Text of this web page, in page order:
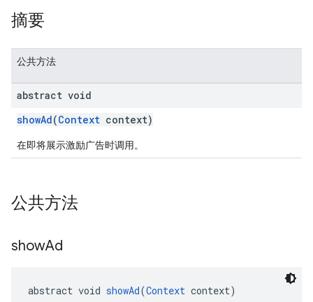
摘要
公共方法
abstract void
showAd(Context context)
在即将展示激励广告时调用。
公共方法
showAd
abstract void showAd(Context context)